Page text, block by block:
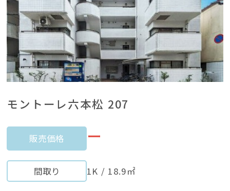
モントーレ六本松 207
販売価格 ー
間取り 1K / 18.9㎡